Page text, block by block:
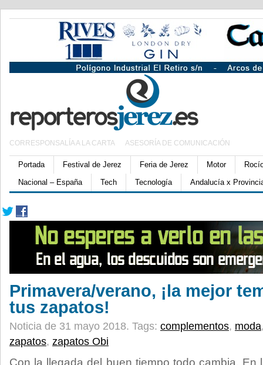
CORRESPONSALÍA A LA CARTA ASESORÍA DE COMUNICACIÓN
Portada Festival de Jerez Feria de Jerez Motor
Nacional – España
Tech Tecnología Andalucía x
Primavera/verano, ¡la mejor
tus zapatos!
Noticia de 31 mayo 2018. Tags: complementos, moda
zapatos, zapatos Obi
Con la llegada del buen tiempo todo cambia. En